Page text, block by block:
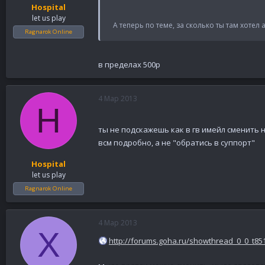
Hospital
let us play
Ragnarok Online
А теперь по теме, за сколько ты там хотел
в пределах 500р
H
Hospital
let us play
Ragnarok Online
4 Мар 2013
ты не подскажешь как в гв имейл сменить
всм подробно, а не "обратись в суппорт"
X
4 Мар 2013
http://forums.goha.ru/